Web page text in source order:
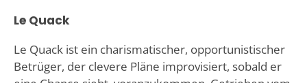
Le Quack
Le Quack ist ein charismatischer, opportunistischer
Betrüger, der clevere Pläne improvisiert, sobald er